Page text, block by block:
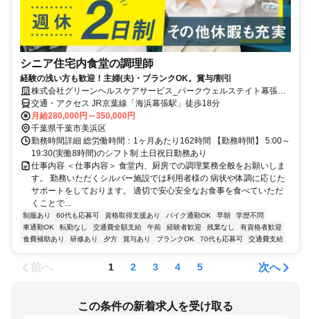
シニア住宅内食堂の調理師
経験の浅い方も歓迎！主婦(夫)・ブランクOK。賞与/割引
株式会社グリーンヘルスケアサービス_パークウェルステイト幕張ベ
イパーク_0P4989
交通・アクセス JR京葉線「海浜幕張駅」徒歩18分
月給280,000円～350,000円
千葉県千葉市美浜区
勤務時間詳細 総労働時間：1ヶ月あたり162時間 【勤務時間】 5:00～
19:30(実働8時間)のシフト制 土日祝日勤務あり
仕事内容 ＜仕事内容＞ 食堂内、厨房での調理業務全般をお願いしま
す。 勤務いただくシルバー施設では利用者様の 病状や体調に応じた
サポートをしております。 適切で安心安全なお食事を食べていただ
くことで...
制服あり 60代も応募可 資格取得支援あり バイク通勤OK 早朝
学歴不問
車通勤OK
転勤なし 交通費全額支給 午前 経験者歓迎 残業なし
有資格者歓迎
食費補助あり
研修あり 夕方 賞与あり ブランクOK 70代も応募可 交通費支給
前へ 1 2 3 4 5 次へ
この条件の新着求人を受け取る